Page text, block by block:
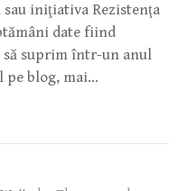
iniţiativa Rezistenţa
date fiind
suprim într-un anul
pe blog, mai…